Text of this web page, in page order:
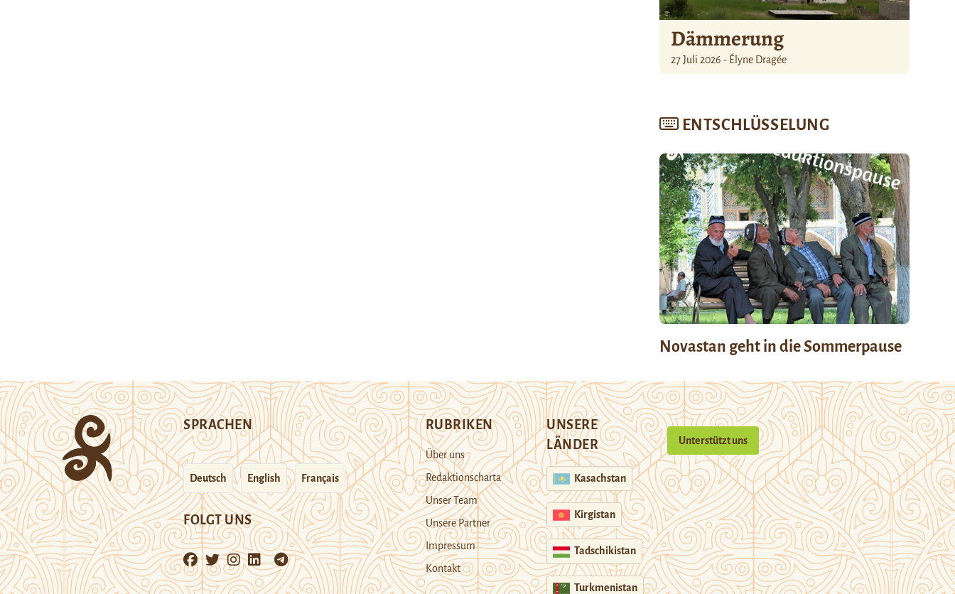
Dämmerung
27 Juli 2026 - Élyne Dragée
ENTSCHLÜSSELUNG
Novastan geht in die Sommerpause
SPRACHEN
Deutsch English Français
FOLGT UNS
RUBRIKEN
Über uns
Redaktionscharta
Unser Team
Unsere Partner
Impressum
Kontakt
UNSERE
LÄNDER
Kasachstan
Kirgistan
Tadschikistan
Turkmenistan
Unterstützt uns